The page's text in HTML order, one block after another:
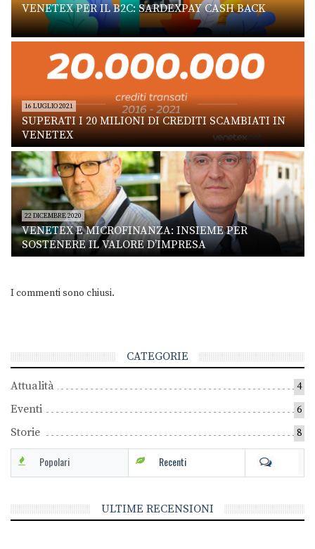
VENETEX PER IL B2C: SARDEXPAY CASH BACK
16 LUGLIO 2021
SUPERATI I 20 MILIONI DI CREDITI SCAMBIATI IN
VENETEX
22 DICEMBRE 2020
VENETEX E MICROFINANZA: INSIEME PER
SOSTENERE IL VALORE D’IMPRESA
I commenti sono chiusi.
CATEGORIE
Attualità 4
Eventi 6
Storie 8
Popolari Recenti
ULTIME RECENSIONI